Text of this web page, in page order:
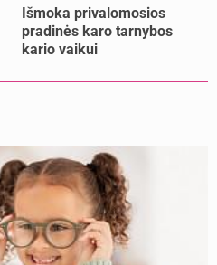
Išmoka privalomosios
pradinės karo tarnybos
kario vaikui